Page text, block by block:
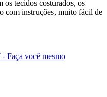
os tecidos costurados, os
com instruções, muito fácil de
Faça você mesmo